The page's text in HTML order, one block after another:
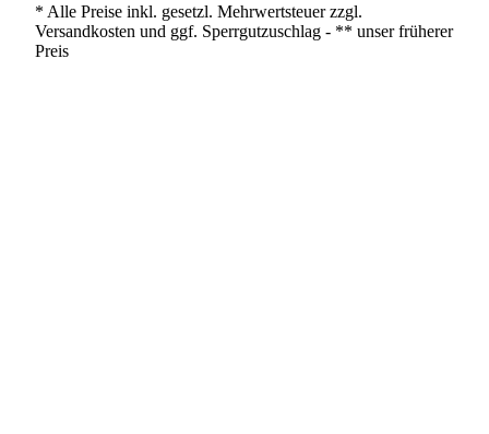
* Alle Preise inkl. gesetzl. Mehrwertsteuer zzgl.
Versandkosten und ggf. Sperrgutzuschlag - ** unser früherer
Preis